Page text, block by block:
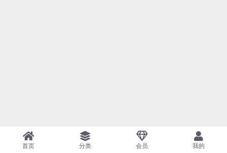
首页 分类 会员 我的